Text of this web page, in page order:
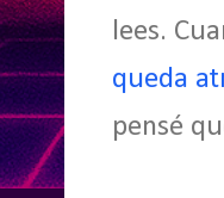
lees.
queda
pensé